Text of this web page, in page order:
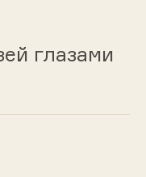
глазами